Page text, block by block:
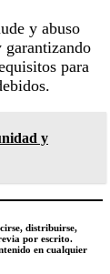
y abuso
para
y
distribuirse,
por escrito.
en cualquier